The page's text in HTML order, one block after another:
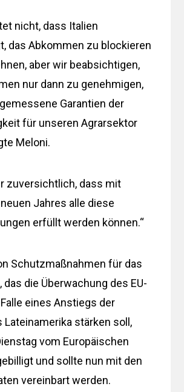
nicht, dass Italien
das Abkommen zu blockieren
aber wir beabsichtigen,
nur dann zu genehmigen,
Garantien der
für unseren Agrarsektor
Meloni.
zuversichtlich, dass mit
Jahres alle diese
erfüllt werden können.“
Schutzmaßnahmen für das
das die Überwachung des EU-
eines Anstiegs der
Lateinamerika stärken soll,
vom Europäischen
und sollte nun mit den
vereinbart werden.